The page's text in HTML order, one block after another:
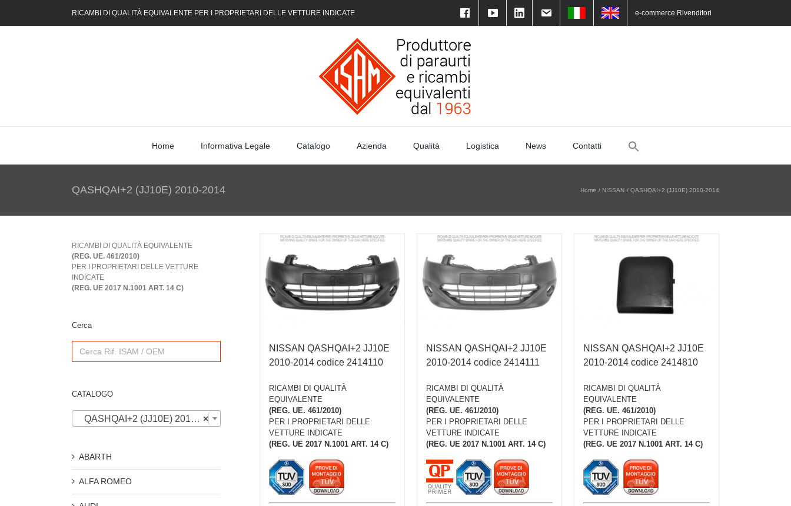
RICAMBI DI QUALITÀ EQUIVALENTE PER I PROPRIETARI DELLE VETTURE INDICATE e-commerce Rivenditori
Home Informativa Legale Catalogo Azienda Qualità Logistica News Contatti
QASHQAI+2 (JJ10E) 2010-2014 Home NISSAN QASHQAI+2 (JJ10E) 2010-2014
NISSAN QASHQAI+2 JJ10E
2010-2014 codice 2414110
RICAMBI DI QUALITÀ
EQUIVALENTE
(REG. UE. 461/2010)
PER I PROPRIETARI DELLE
VETTURE INDICATE
(REG. UE 2017 N.1001 ART. 14 C)
NISSAN QASHQAI+2 JJ10E
2010-2014 codice 2414111
RICAMBI DI QUALITÀ
EQUIVALENTE
(REG. UE. 461/2010)
PER I PROPRIETARI DELLE
VETTURE INDICATE
(REG. UE 2017 N.1001 ART. 14 C)
NISSAN QASHQAI+2 JJ10E
2010-2014 codice 2414810
RICAMBI DI QUALITÀ
EQUIVALENTE
(REG. UE. 461/2010)
PER I PROPRIETARI DELLE
VETTURE INDICATE
(REG. UE 2017 N.1001 ART. 14 C)
RICAMBI DI QUALITÀ EQUIVALENTE
(REG. UE. 461/2010)
PER I PROPRIETARI DELLE VETTURE
INDICATE
(REG. UE 2017 N.1001 ART. 14 C)
Cerca
Search
for:
CATALOGO
×
QASHQAI+2 (JJ10E) 2010-2014
ABARTH
ALFA ROMEO